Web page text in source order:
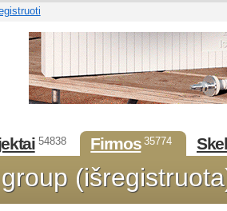
54838 Firmos 35774